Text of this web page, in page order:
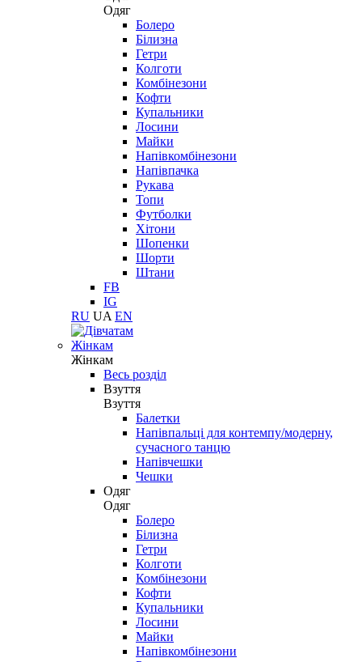
Одяг
Болеро
Білизна
Гетри
Колготи
Комбінезони
Кофти
Купальники
Лосини
Майки
Напівкомбінезони
Напівпачка
Рукава
Топи
Футболки
Хітони
Шопенки
Шорти
Штани
FB
IG
RU UA EN
Жінкам
Жінкам
Весь розділ
Взуття
Взуття
Балетки
Напівпальці для контемпу/модерну,
сучасного танцю
Напівчешки
Чешки
Одяг
Одяг
Болеро
Білизна
Гетри
Колготи
Комбінезони
Кофти
Купальники
Лосини
Майки
Напівкомбінезони